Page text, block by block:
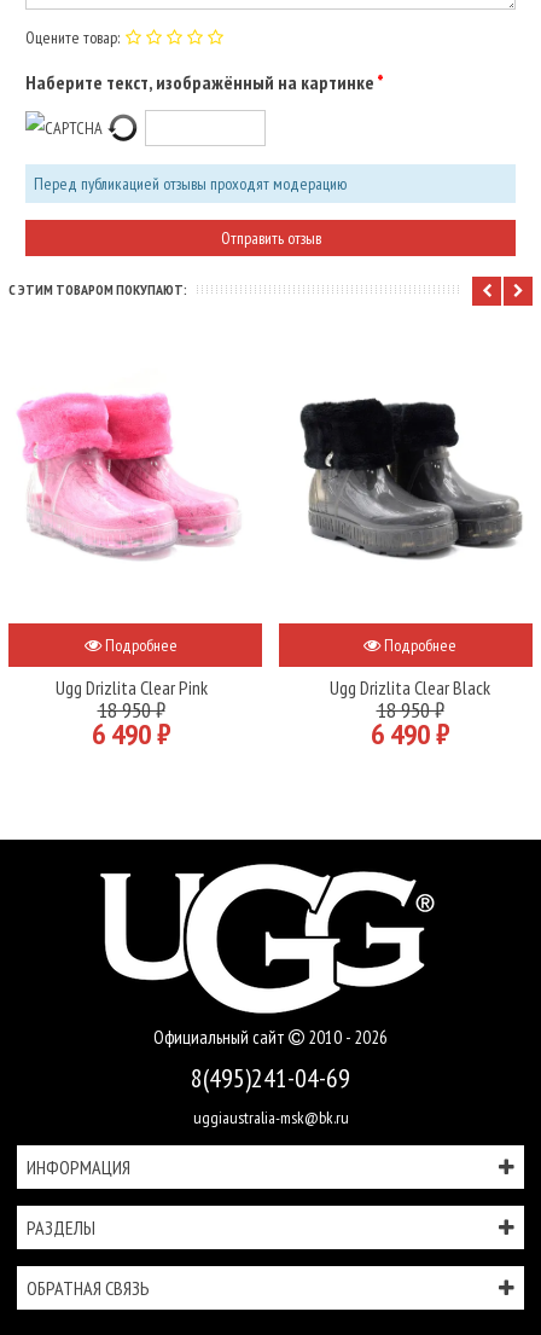
Оцените товар:
Наберите текст, изображённый на картинке
Перед публикацией отзывы проходят модерацию
С ЭТИМ ТОВАРОМ ПОКУПАЮТ:
Подробнее
Ugg Drizlita Clear Pink
18 950 ₽
6 490 ₽
Подробнее
Ugg Drizlita Clear Black
18 950 ₽
6 490 ₽
Официальный сайт 2010 - 2026
8(495)241-04-69
uggiaustralia-msk@bk.ru
ИНФОРМАЦИЯ
РАЗДЕЛЫ
ОБРАТНАЯ СВЯЗЬ